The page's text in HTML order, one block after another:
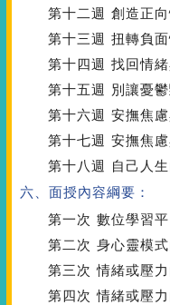
第十二週
創造正
第十三週
扭轉負
第十四週
找回情
第十五週
別讓憂
第十六週
安撫焦
第十七週
安撫焦
第十八週
自己人
六、面授內容綱要：
第一次 數位學習
第二次 身心靈模
第三次 情緒或壓
第四次 情緒或壓